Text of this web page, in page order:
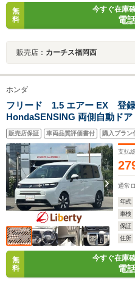
無
料
今すぐ在庫
電
販売店： カーチス福岡西
ホンダ
フリード 1.5 エアー EX 登録
HondaSENSING 両側自動ド
ントロール 電子パーキング 前
ドスポットモニター LEDヘッ
アルミホイール
販売店保証 車両品質評価書付 購入プラン
支払
通常
年式
車検
保証
住所
無
料
今すぐ在庫
電